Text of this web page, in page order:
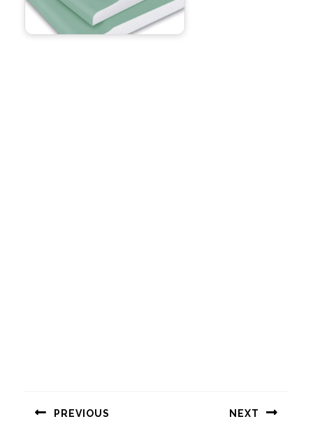
записям
PREVIOUS NEXT